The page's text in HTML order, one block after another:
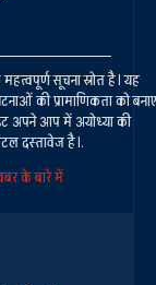
सूचना स्रोत है। यह
की प्रामाणिकता को बनाए
अपने आप में अयोध्या की
दस्तावेज है।.
के बारे में